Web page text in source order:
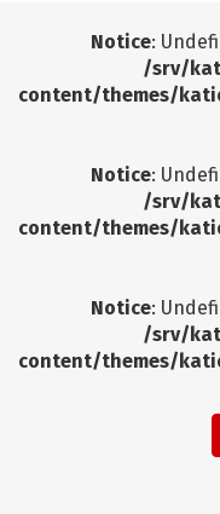
Notice:
/srv/
content/themes/
Notice:
/srv/
content/themes/
Notice:
/srv/
content/themes/